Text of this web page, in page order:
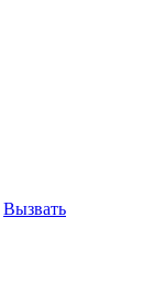
Вызвать